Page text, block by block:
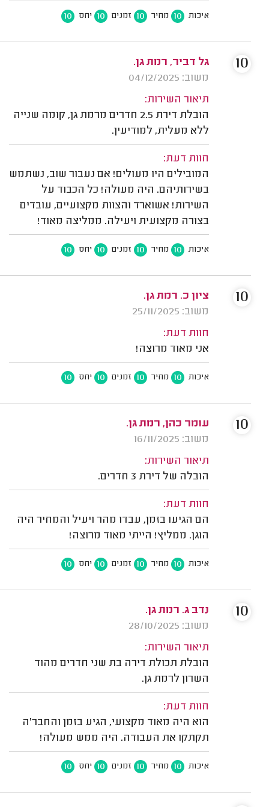
איכות 10 מחיר 10 זמנים 10 יחס 10
גל דביר, רמת גן.
משוב: 04/12/2025
תיאור השירות:
הובלת דירת 2.5 חדרים מרמת גן, קומה שנייה
ללא מעלית, למודיעין.
חוות דעת:
המובילים היו מעולים! אם נעבור שוב, נשתמש
בשירותיהם. היה מעולה! כל הכבוד על
השירות! אשוארד והצוות מקצועיים, עובדים
בצורה מקצועית ויעילה. ממליצה מאוד!
איכות 10 מחיר 10 זמנים 10 יחס 10
10
ציון כ. רמת גן.
משוב: 25/11/2025
חוות דעת:
אני מאוד מרוצה!
איכות 10 מחיר 10 זמנים 10 יחס 10
10
עומר כהן, רמת גן.
משוב: 16/11/2025
תיאור השירות:
הובלה של דירת 3 חדרים.
חוות דעת:
הם הגיעו בזמן, עבדו מהר ויעיל והמחיר היה
הוגן. ממליץ! הייתי מאוד מרוצה!
איכות 10 מחיר 10 זמנים 10 יחס 10
10
נדב ג. רמת גן.
משוב: 28/10/2025
תיאור השירות:
הובלת תכולת דירה בת שני חדרים מהוד
השרון לרמת גן.
חוות דעת:
הוא היה מאוד מקצועי, הגיע בזמן והחבר'ה
תקתקו את העבודה. היה ממש מעולה!
איכות 10 מחיר 10 זמנים 10 יחס 10
10